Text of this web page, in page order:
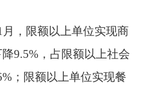
支出49.49亿元，
务支出4.67亿元，教
2.95亿元。